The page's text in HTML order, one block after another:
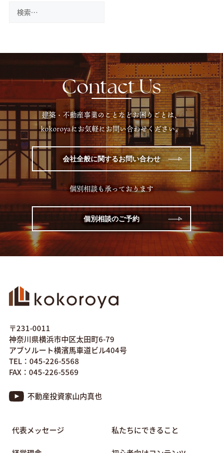
索:
Contact Us
建築・不動産事業のことなどお困りごとは、
kokoroyaにお気軽にお問い合わせください。
会社全般に関するお問い合わせ
個別相談も承っております
個別相談のご予約
〒231-0011
神奈川県横浜市中区太田町6-79
アブソルート横濱馬車道ビル404号
TEL：045-226-5568
FAX：045-226-5569
不動産投資家山内真也
代表メッセージ 私たちにできること